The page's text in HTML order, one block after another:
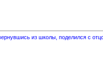
из школы, поделился с